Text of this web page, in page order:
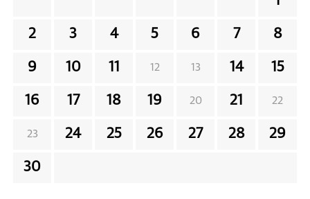
2 3 4 5 6 7 8
9 10 11 12 13 14 15
16 17 18 19 20 21 22
23 24 25 26 27 28 29
30